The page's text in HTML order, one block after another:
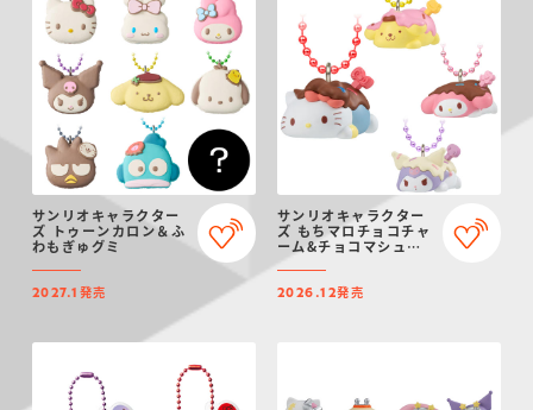
サンリオキャラクター
ズ トゥーンカロン＆ふ
わもぎゅグミ
2027.1 発売
サンリオキャラクター
ズ もちマロチョコチャ
ーム&チョコマシュマ
2026.12発売